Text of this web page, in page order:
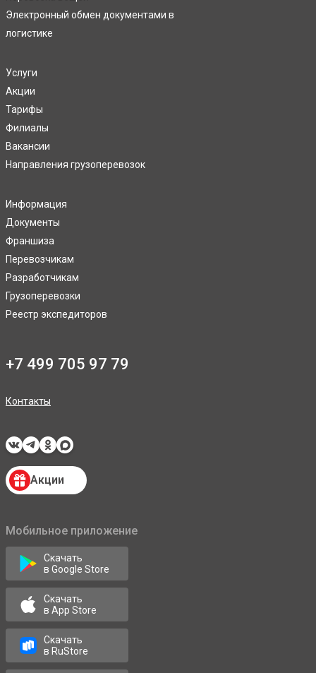
Электронный обмен документами в
логистике
Услуги
Акции
Тарифы
Филиалы
Вакансии
Направления грузоперевозок
Информация
Документы
Франшиза
Перевозчикам
Разработчикам
Грузоперевозки
Реестр экспедиторов
+7 499 705 97 79
Контакты
Акции
Мобильное приложение
Скачать
в Google Store
Скачать
в App Store
Скачать
в RuStore